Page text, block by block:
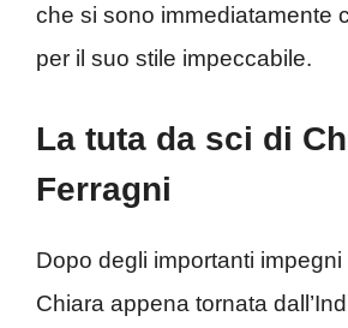
che si sono immediatamente
per il suo stile impeccabile.
La tuta da sci di
Ferragni
Dopo degli importanti impegni
Chiara appena tornata